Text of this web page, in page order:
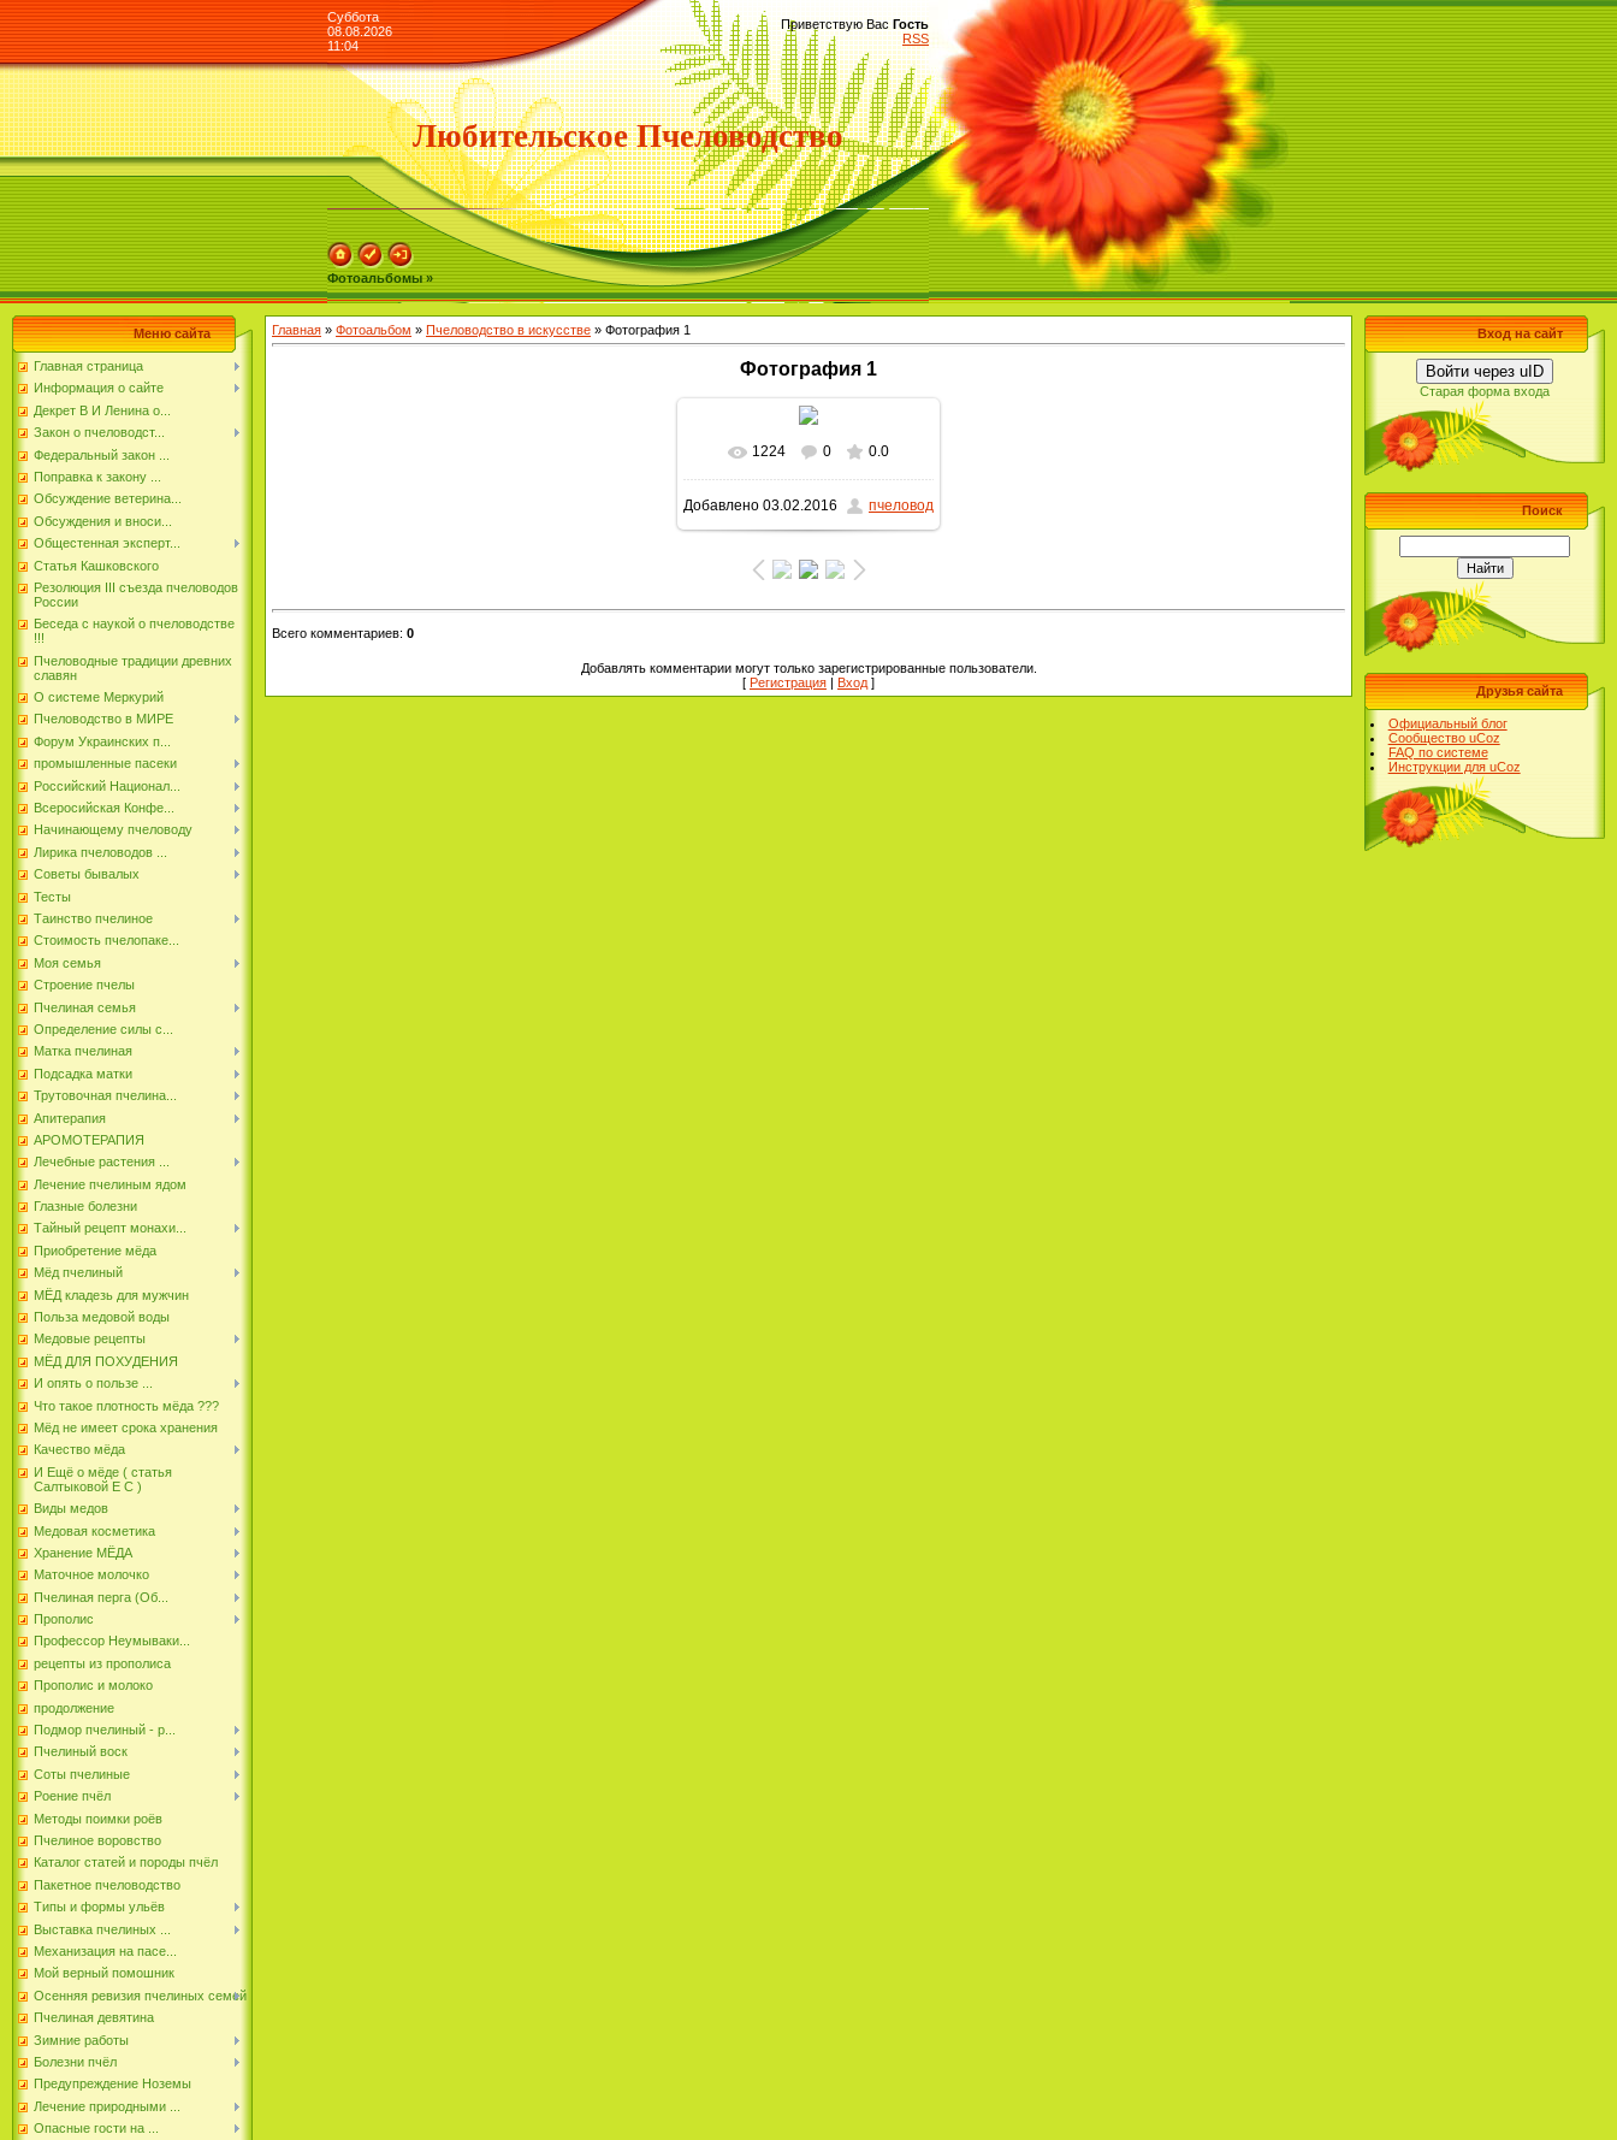
Суббота
08.08.2026
11:04
Приветствую Вас Гость
RSS
Любительское Пчеловодство
Фотоальбомы »
Меню сайта
Главная страница
Информация о сайте
Декрет В И Ленина о...
Закон о пчеловодст...
Федеральный закон ...
Поправка к закону ...
Обсуждение ветерина...
Обсуждения и вноси...
Общестенная эксперт...
Статья Кашковского
Резолюция III съезда пчеловодов
России
Беседа с наукой о пчеловодстве
!!!
Пчеловодные традиции древних
славян
О системе Меркурий
Пчеловодство в МИРЕ
Форум Украинских п...
промышленные пасеки
Российский Национал...
Всеросийская Конфе...
Начинающему пчеловоду
Лирика пчеловодов ...
Советы бывалых
Тесты
Таинство пчелиное
Стоимость пчелопаке...
Моя семья
Строение пчелы
Пчелиная семья
Определение силы с...
Матка пчелиная
Подсадка матки
Трутовочная пчелина...
Апитерапия
АРОМОТЕРАПИЯ
Лечебные растения ...
Лечение пчелиным ядом
Глазные болезни
Тайный рецепт монахи...
Приобретение мёда
Мёд пчелиный
МЁД кладезь для мужчин
Польза медовой воды
Медовые рецепты
МЁД ДЛЯ ПОХУДЕНИЯ
И опять о пользе ...
Что такое плотность мёда ???
Мёд не имеет срока хранения
Качество мёда
И Ещё о мёде ( статья
Салтыковой Е С )
Виды медов
Медовая косметика
Хранение МЁДА
Маточное молочко
Пчелиная перга (Об...
Прополис
Профессор Неумываки...
рецепты из прополиса
Прополис и молоко
продолжение
Подмор пчелиный - р...
Пчелиный воск
Соты пчелиные
Роение пчёл
Методы поимки роёв
Пчелиное воровство
Каталог статей и породы пчёл
Пакетное пчеловодство
Типы и формы ульёв
Выставка пчелиных ...
Механизация на пасе...
Мой верный помошник
Осенняя ревизия пчелиных семей
Пчелиная девятина
Зимние работы
Болезни пчёл
Предупреждение Ноземы
Лечение природными ...
Опасные гости на ...
Главная » Фотоальбом » Пчеловодство в искусстве » Фотография 1
Фотография 1
В реальном размере 604x488
/ 110.3Kb
1224 0 0.0
Добавлено 03.02.2016 пчеловод
Всего комментариев: 0
Добавлять комментарии могут только зарегистрированные пользователи.
[ Регистрация Вход]
Вход на сайт
Войти через uID
Старая форма входа
Поиск
Друзья сайта
Официальный блог
Сообщество uCoz
FAQ по системе
Инструкции для uCoz